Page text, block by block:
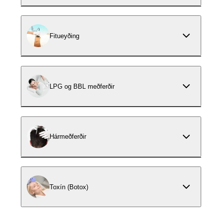
Fitueyðing
LPG og BBL meðferðir
Hármeðferðir
Toxín (Botox)